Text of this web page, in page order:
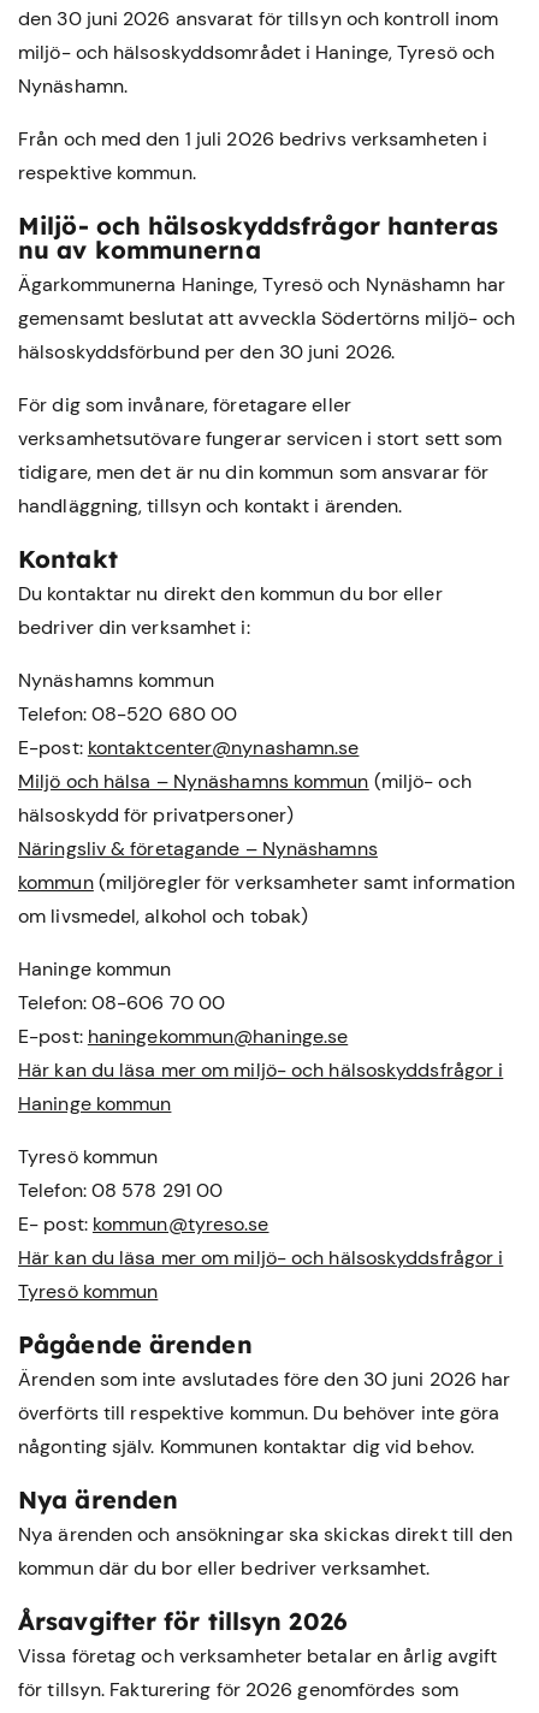
den 30 juni 2026 ansvarat för tillsyn och kontroll inom
miljö- och hälsoskyddsområdet i Haninge,Tyresöoch
Nynäshamn.
Från och med den 1 juli 2026 bedrivs verksamheten i
respektive kommun.
Miljö- och hälsoskyddsfrågor hanteras
nu av kommunerna
Ägarkommunerna Haninge, Tyresö och Nynäshamn har
gemensamt beslutat att avveckla Södertörns miljö- och
hälsoskyddsförbund per den 30 juni 2026.
För dig som invånare, företagare eller
verksamhetsutövare fungerar servicen i stort sett som
tidigare, men det är nu din kommun som ansvarar för
handläggning, tillsyn och kontakt i ärenden.
Kontakt
Du kontaktar nu direkt den kommun du bor eller
bedriver din verksamhet i:
Nynäshamns kommun
Telefon: 08-520 680 00
E-post: kontaktcenter@nynashamn.se
Miljö och hälsa – Nynäshamns kommun (miljö- och
hälsoskydd för privatpersoner)
Näringsliv & företagande – Nynäshamns
kommun(miljöregler för verksamheter samt information
om livsmedel, alkohol och tobak)
Haninge kommun
Telefon: 08-606 70 00
E-post: haningekommun@haninge.se
Här kan du läsa mer om miljö- och hälsoskyddsfrågor i
Haninge kommun
Tyresö kommun
Telefon: 08 578 291 00
E- post: kommun@tyreso.se
Här kan du läsa mer om miljö- och hälsoskyddsfrågor i
Tyresö kommun
Pågående ärenden
Ärenden som inte avslutades före den 30 juni 2026 har
överförts till respektive kommun. Du behöver inte göra
någonting själv. Kommunen kontaktar dig vid behov.
Nya ärenden
Nya ärenden och ansökningar ska skickas direkt till den
kommun där du bor eller bedriver verksamhet.
Årsavgifter för tillsyn 2026
Vissa företag och verksamheter betalar en årlig avgift
för tillsyn. Fakturering för 2026 genomfördes som